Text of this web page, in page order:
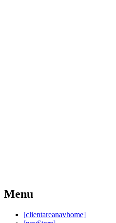
Menu
[clientareanavhome]